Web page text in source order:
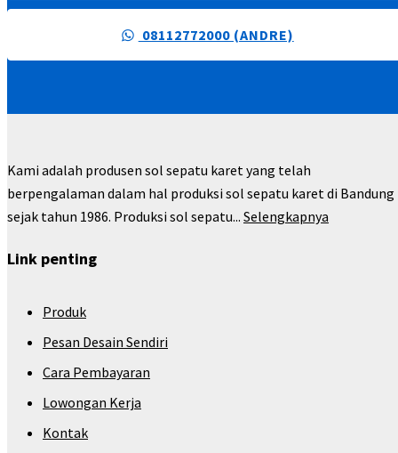
08112772000 (ANDRE)
Kami adalah produsen sol sepatu karet yang telah
berpengalaman dalam hal produksi sol sepatu karet di Bandung
sejak tahun 1986. Produksi sol sepatu... Selengkapnya
Link penting
Produk
Pesan Desain Sendiri
Cara Pembayaran
Lowongan Kerja
Kontak